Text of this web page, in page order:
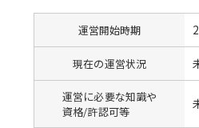
運営開始時期
現在の運営状況
運営に必要な知識や
資格/許認可等